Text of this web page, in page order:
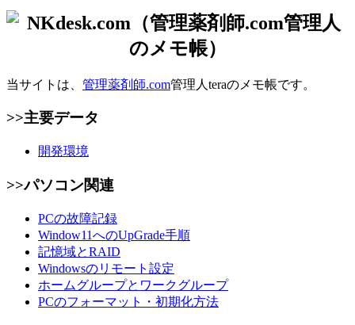
当サイトは、 管理薬剤師.com管理人teraのメモ帳です。
>>主要データ
開発環境
>>パソコン関連
PCの故障記録
Window11へのUpGrade手順
記憶域とRAID
Windowsのリモート設定
ホームグループとワークグループ
PCのフォーマット・初期化方法